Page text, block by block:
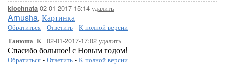
klochnata 02-01-2017-15:14 удалить
Arnusha, Картинка
Обратиться - Ответить - К полной версии
Танюша_К_ 02-01-2017-17:02 удалить
Спасибо большое! с Новым годом!
Обратиться - Ответить - К полной версии